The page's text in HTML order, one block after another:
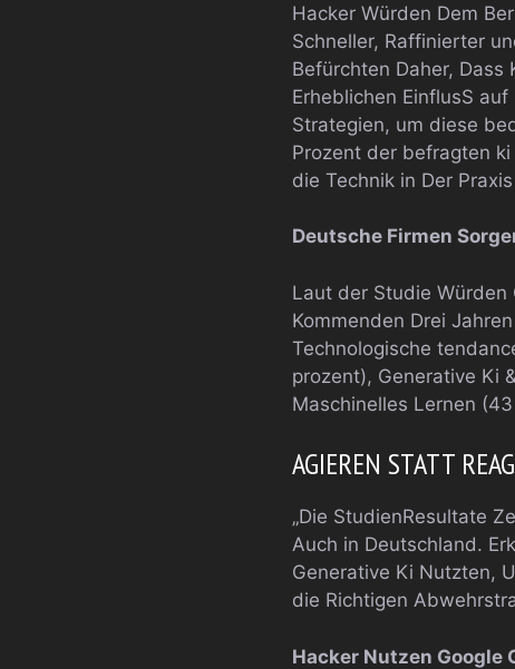
Hacker Würden Dem
Schneller, Raffinierter
Befürchten Daher,
Erheblichen EinflusS
Strategien, um diese
Prozent der befragten
die Technik in Der
Deutsche Firmen
Laut der Studie
Kommenden Drei
Technologische
prozent), Generative Ki
Maschinelles Lernen
AGIEREN STATT
„Die StudienResultate
Auch in Deutschland.
Generative Ki Nutzten,
die Richtigen
Hacker Nutzen